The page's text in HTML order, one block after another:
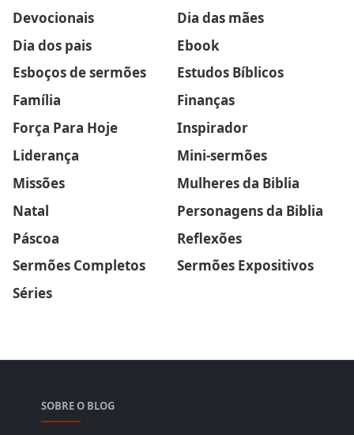
Devocionais
Dia das mães
Dia dos pais
Ebook
Esboços de sermões
Estudos Bíblicos
Família
Finanças
Força Para Hoje
Inspirador
Liderança
Mini-sermões
Missões
Mulheres da Biblia
Natal
Personagens da Biblia
Páscoa
Reflexões
Sermões Completos
Sermões Expositivos
Séries
SOBRE O BLOG